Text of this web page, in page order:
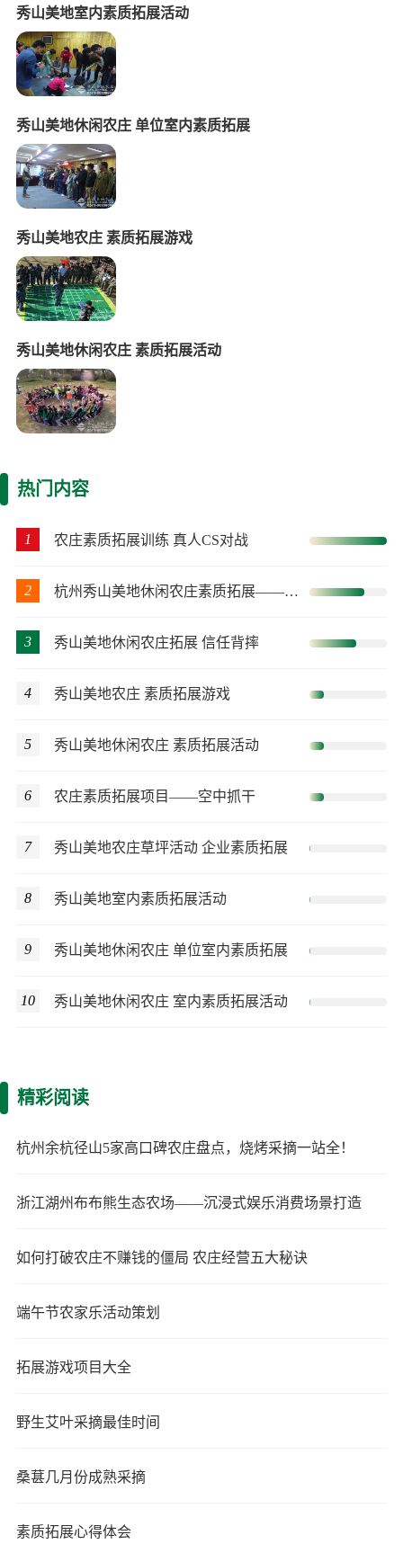
秀山美地室内素质拓展活动
秀山美地休闲农庄 单位室内素质拓展
秀山美地农庄 素质拓展游戏
秀山美地休闲农庄 素质拓展活动
热门内容
1 农庄素质拓展训练 真人CS对战
2 杭州秀山美地休闲农庄素质拓展——毕业墙
3 秀山美地休闲农庄拓展 信任背摔
4 秀山美地农庄 素质拓展游戏
5 秀山美地休闲农庄 素质拓展活动
6 农庄素质拓展项目——空中抓干
7 秀山美地农庄草坪活动 企业素质拓展
8 秀山美地室内素质拓展活动
9 秀山美地休闲农庄 单位室内素质拓展
10 秀山美地休闲农庄 室内素质拓展活动
精彩阅读
杭州余杭径山5家高口碑农庄盘点，烧烤采摘一站全！
浙江湖州布布熊生态农场——沉浸式娱乐消费场景打造
如何打破农庄不赚钱的僵局 农庄经营五大秘诀
端午节农家乐活动策划
拓展游戏项目大全
野生艾叶采摘最佳时间
桑葚几月份成熟采摘
素质拓展心得体会